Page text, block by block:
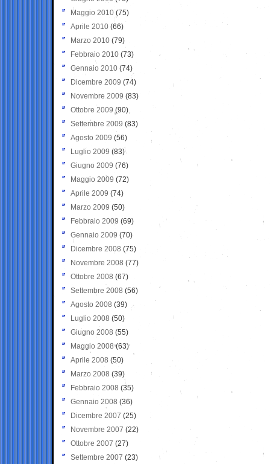
Maggio 2010 (75)
Aprile 2010 (66)
Marzo 2010 (79)
Febbraio 2010 (73)
Gennaio 2010 (74)
Dicembre 2009 (74)
Novembre 2009 (83)
Ottobre 2009 (90)
Settembre 2009 (83)
Agosto 2009 (56)
Luglio 2009 (83)
Giugno 2009 (76)
Maggio 2009 (72)
Aprile 2009 (74)
Marzo 2009 (50)
Febbraio 2009 (69)
Gennaio 2009 (70)
Dicembre 2008 (75)
Novembre 2008 (77)
Ottobre 2008 (67)
Settembre 2008 (56)
Agosto 2008 (39)
Luglio 2008 (50)
Giugno 2008 (55)
Maggio 2008(63)
Aprile 2008 (50)
Marzo 2008 (39)
Febbraio 2008 (35)
Gennaio 2008 (36)
Dicembre 2007 (25)
Novembre 2007 (22)
Ottobre 2007 (27)
Settembre 2007 (23)